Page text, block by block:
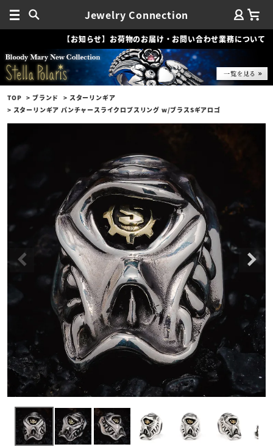
Jewelry Connection
【お知らせ】お荷物のお届け・お問い合わせ業務について
TOP ブランド
スターリンギア
スターリンギア パンチャースライクロプスリング w/ブラスSギアロゴ